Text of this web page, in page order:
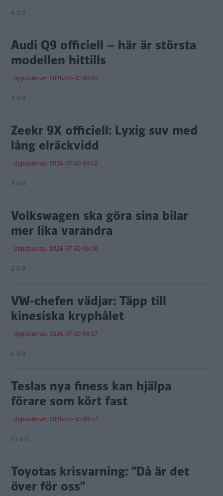
4 0 0
Audi Q9 officiell – här är största
modellen hittills
Uppdaterat: 2026-07-30 09:04
4 0 0
Zeekr 9X officiell: Lyxig suv med
lång elräckvidd
Uppdaterat: 2026-07-30 09:02
3 0 0
Volkswagen ska göra sina bilar
mer lika varandra
Uppdaterat: 2026-07-30 09:00
2 0 0
VW-chefen vädjar: Täpp till
kinesiska kryphålet
Uppdaterat: 2026-07-30 08:57
6 0 0
Teslas nya finess kan hjälpa
förare som kört fast
Uppdaterat: 2026-07-30 08:54
13 0 0
Toyotas krisvarning: ”Då är det
över för oss”